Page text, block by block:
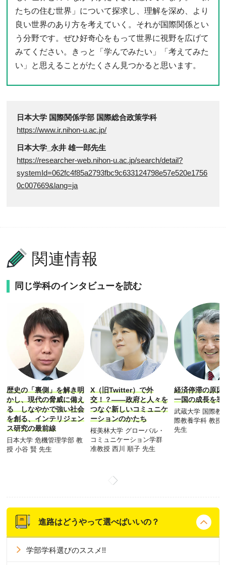
たちの住む世界」について探求し、理解を深め、より
良い世界のあり方を考えていく。それが国際関係とい
う分野です。ぜひ好奇心をもって世界に視野を広げて
みてください。きっと「学んでみたい」「考えてみた
い」と思えることがたくさん見つかると思います。
日本大学 国際関係学部 国際総合政策学科
https://www.ir.nihon-u.ac.jp/
日本大学_永井 雄一郎先生
https://researcher-web.nihon-u.ac.jp/search/detail?
systemId=062fc4f85a2793fbc9c633124798e57e520e1756
0c007669&lang=ja
関連情報
同じ学科のインタビューを読む
歴史の「裏側」を解き明
かし、現代の脅威に備え
る しなやかで強い社会
を創る、インテリジェン
ス研究の最前線
日本大学 危機管理学部 教
授 小谷 賢 先生
X（旧Twitter）で外
交！？――政府と人々を
つなぐ新しいコミュニケ
ーションのかたち
桜美林大学 グローバル・
コミュニケーション学群
准教授 西川 順子 先生
経済停滞の原因
一国の成長を導
武蔵大学 国際教
際教養学科 教授
先生
進路はどうやって選べばいいの？
学部学科選びのススメ!!